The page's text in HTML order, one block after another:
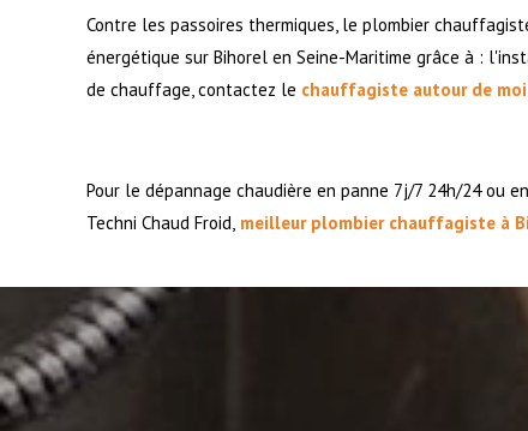
Contre les passoires thermiques, le plombier
énergétique sur Bihorel en Seine-Maritime grâce à :
de chauffage, contactez le chauffagiste autour de
Pour le dépannage chaudière en panne 7j/7 24h/24 ou
Techni Chaud Froid, meilleur plombier chauffagiste à